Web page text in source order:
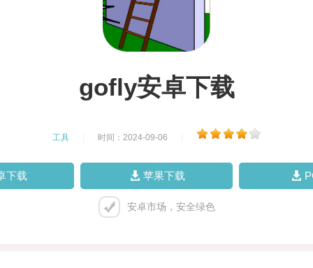
gofly安卓下载
工具 时间：2024-09-06
下载 苹果下载
安卓市场，安全绿色